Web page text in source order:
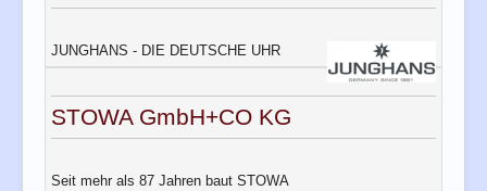
JUNGHANS - DIE DEUTSCHE UHR
STOWA GmbH+CO KG
Seit mehr als 87 Jahren baut STOWA